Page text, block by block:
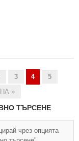
3 4
5
»
ТЪРСЕНЕ
чрез опцията